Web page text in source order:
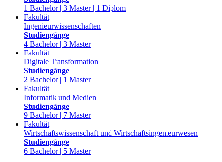
1 Bachelor | 3 Master | 1 Diplom
Fakultät
Ingenieurwissenschaften
Studiengänge
4 Bachelor | 3 Master
Fakultät
Digitale Transformation
Studiengänge
2 Bachelor | 1 Master
Fakultät
Informatik und Medien
Studiengänge
9 Bachelor | 7 Master
Fakultät
Wirtschaftswissenschaft und Wirtschaftsingenieurwesen
Studiengänge
6 Bachelor | 5 Master